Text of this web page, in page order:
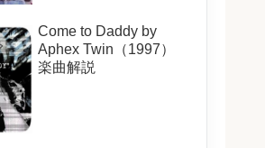
Come to Daddy by
Aphex Twin（1997）
楽曲解説